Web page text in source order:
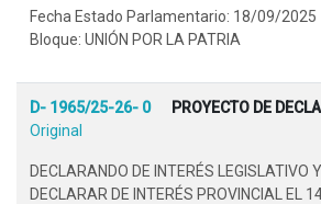
Fecha Estado Parlamentario: 18/09/2025
Bloque: UNIÓN POR LA PATRIA
D- 1965/25-26- 0 PROYECTO DE
Original
DECLARANDO DE INTERÉS LEGISLATIVO
DECLARAR DE INTERÉS PROVINCIAL EL